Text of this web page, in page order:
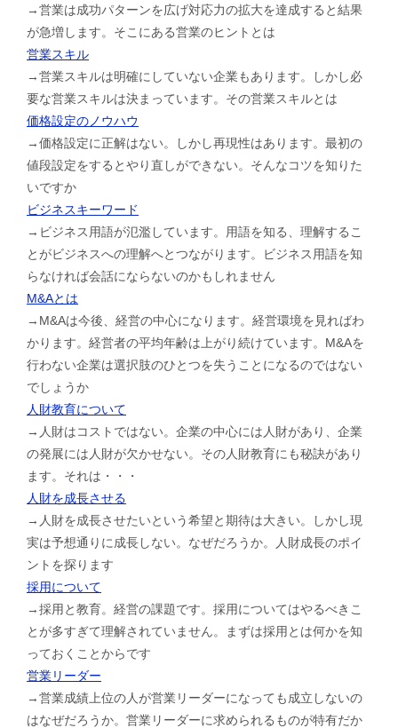
→営業は成功パターンを広げ対応力の拡大を達成すると結果
が急増します。そこにある営業のヒントとは
営業スキル
→営業スキルは明確にしていない企業もあります。しかし必
要な営業スキルは決まっています。その営業スキルとは
価格設定のノウハウ
→価格設定に正解はない。しかし再現性はあります。最初の
値段設定をするとやり直しができない。そんなコツを知りた
いですか
ビジネスキーワード
→ビジネス用語が氾濫しています。用語を知る、理解するこ
とがビジネスへの理解へとつながります。ビジネス用語を知
らなければ会話にならないのかもしれません
M&Aとは
→M&Aは今後、経営の中心になります。経営環境を見ればわ
かります。経営者の平均年齢は上がり続けています。M&Aを
行わない企業は選択肢のひとつを失うことになるのではない
でしょうか
人財教育について
→人財はコストではない。企業の中心には人財があり、企業
の発展には人財が欠かせない。その人財教育にも秘訣があり
ます。それは・・・
人財を成長させる
→人財を成長させたいという希望と期待は大きい。しかし現
実は予想通りに成長しない。なぜだろうか。人財成長のポイ
ントを探ります
採用について
→採用と教育。経営の課題です。採用についてはやるべきこ
とが多すぎて理解されていません。まずは採用とは何かを知
っておくことからです
営業リーダー
→営業成績上位の人が営業リーダーになっても成立しないの
はなぜだろうか。営業リーダーに求められるものが特有だか